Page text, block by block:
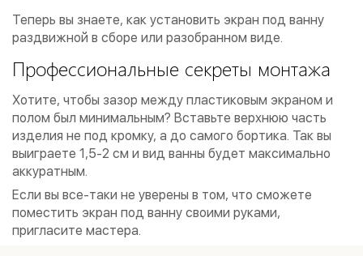
Теперь вы знаете, как установить экран под ванну
раздвижной в сборе или разобранном виде.
Профессиональные секреты монтажа
Хотите, чтобы зазор между пластиковым экраном и
полом был минимальным? Вставьте верхнюю часть
изделия не под кромку, а до самого бортика. Так вы
выиграете 1,5-2 см и вид ванны будет максимально
аккуратным.
Если вы все-таки не уверены в том, что сможете
поместить экран под ванну своими руками,
пригласите мастера.